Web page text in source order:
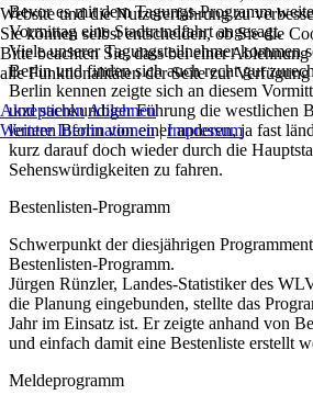
Bevor es mit dem Tagungs-Programm
Vormittag eine Stadtrundfahrt angesagt.
Viele unserer Tagungsteilnehmer kommen
Berlin und finden sich auch recht gut
Berlin kennen zeigte sich an diesem
und sachkundiger Führung die westlichen
lernten Berlin von einer anderen, ja fast
kurz darauf doch wieder durch die
Sehenswürdigkeiten zu fahren.
Bestenlisten-Programm
Schwerpunkt der diesjährigen
Bestenlisten-Programm.
Jürgen Rünzler, Landes-Statistiker des
die Planung eingebunden, stellte das
Jahr im Einsatz ist. Er zeigte anhand von
und einfach damit eine Bestenliste erstellt
Meldeprogramm
Website und die Nutzererfahrung zu
Sie können selbst entscheiden, ob Sie die
Bitte beachten Sie, dass bei einer
alle Funktionalitäten der Seite zur Verfügung
AkzeptierenAblehnen
Weitere Informationen|Impressum